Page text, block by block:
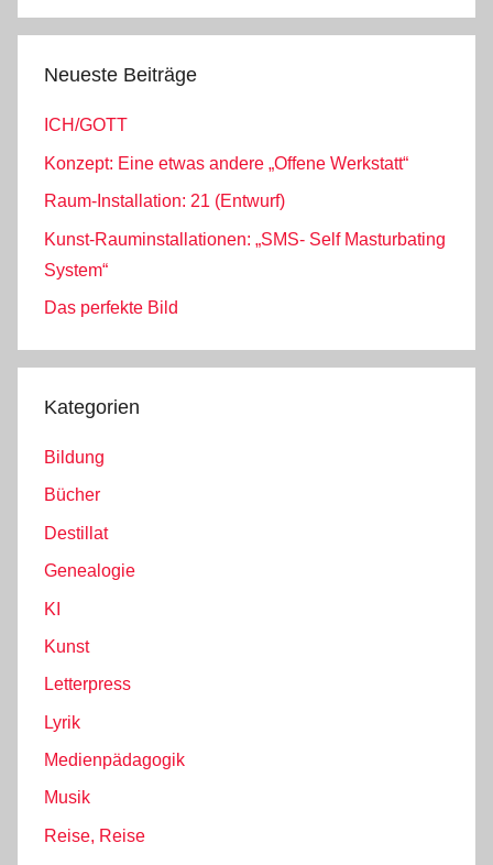
Neueste Beiträge
ICH/GOTT
Konzept: Eine etwas andere „Offene Werkstatt“
Raum-Installation: 21 (Entwurf)
Kunst-Rauminstallationen: „SMS- Self Masturbating
System“
Das perfekte Bild
Kategorien
Bildung
Bücher
Destillat
Genealogie
KI
Kunst
Letterpress
Lyrik
Medienpädagogik
Musik
Reise, Reise